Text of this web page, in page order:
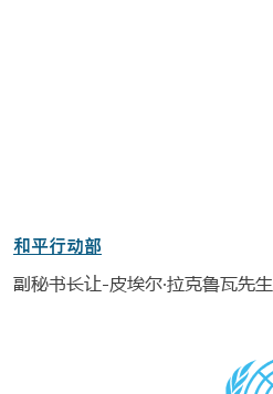
和平行动部
副秘书长让-皮埃尔·拉克鲁瓦先生